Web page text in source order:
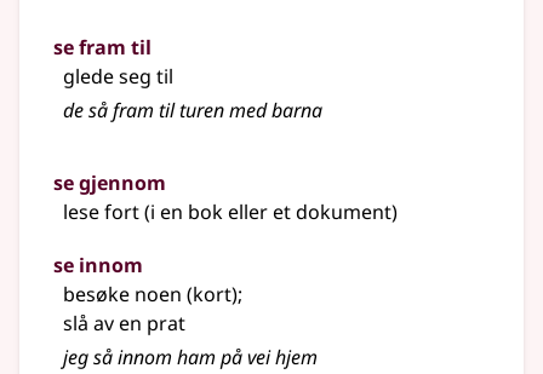
se fram til
glede seg til
de så fram til turen med barna
se gjennom
lese fort (i en bok eller et dokument)
se innom
besøke noen (kort);
slå av en prat
jeg så innom ham på vei hjem